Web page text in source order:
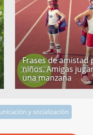
Frases de amistad
niños. Amigas
una manzana
y socialización